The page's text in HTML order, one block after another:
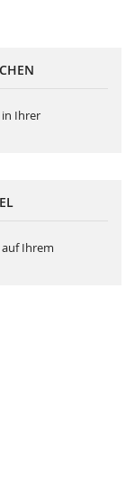
in Ihrer
Ihrem